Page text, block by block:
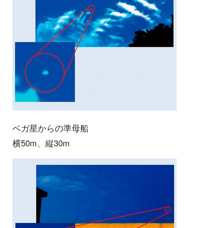
ベガ星からの準母船
横50m、縦30m